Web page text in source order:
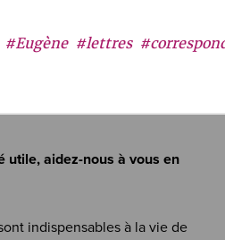
#Eugène #lettres
utile, aidez-nous à vous en
indispensables à la vie de